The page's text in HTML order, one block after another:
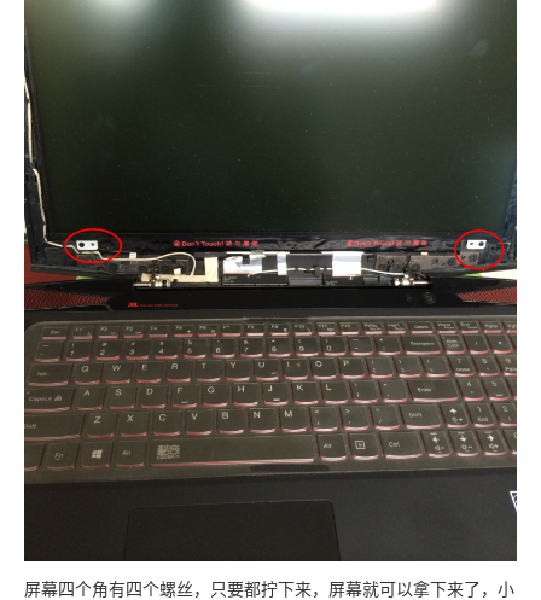
屏幕四个角有四个螺丝，只要都拧下来，屏幕就可以拿下来了，小